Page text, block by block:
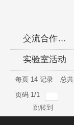
交流合作与
活动
实验室活动
每页 14 记录 总共
页码 1/1
跳转到